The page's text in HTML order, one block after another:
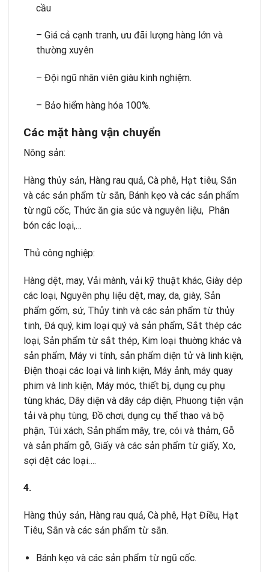
cầu
– Giá cả cạnh tranh, ưu đãi lượng hàng lớn và
thường xuyên
– Đội ngũ nhân viên giàu kinh nghiệm.
– Bảo hiểm hàng hóa 100%.
Các mặt hàng vận chuyển
Nông sản:
Hàng thủy sản, Hàng rau quả, Cà phê, Hạt tiêu, Sắn
và các sản phẩm từ sắn, Bánh kẹo và các sản phẩm
từ ngũ cốc, Thức ăn gia súc và nguyên liệu, Phân
bón các loại,…
Thủ công nghiệp:
Hàng dệt, may, Vải mành, vải kỹ thuật khác, Giày dép
các loại, Nguyên phụ liệu dệt, may, da, giày, Sản
phẩm gốm, sứ, Thủy tinh và các sản phẩm từ thủy
tinh, Ðá quý, kim loại quý và sản phẩm, Sắt thép các
loại, Sản phẩm từ sắt thép, Kim loại thuờng khác và
sản phẩm, Máy vi tính, sản phẩm diện tử và linh kiện,
Ðiện thoại các loại và linh kiện, Máy ảnh, máy quay
phim và linh kiện, Máy móc, thiết bị, dụng cụ phụ
tùng khác, Dây diện và dây cáp diện, Phuong tiện vận
tải và phụ tùng, Ðồ chơi, dụng cụ thể thao và bộ
phận, Túi xách, Sản phẩm mây, tre, cói và thảm, Gỗ
và sản phẩm gỗ, Giấy và các sản phẩm từ giấy, Xo,
sợi dệt các loại….
4.
Hàng thủy sản, Hàng rau quả, Cà phê, Hạt Điều, Hạt
Tiêu, Sắn và các sản phẩm từ sắn.
Bánh kẹo và các sản phẩm từ ngũ cốc.